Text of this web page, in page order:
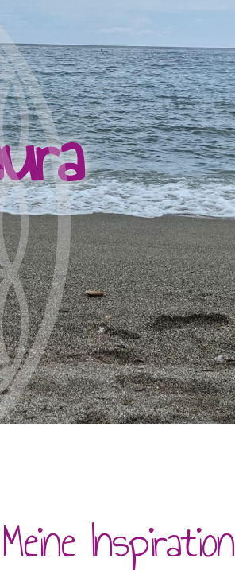
Meine Inspiration